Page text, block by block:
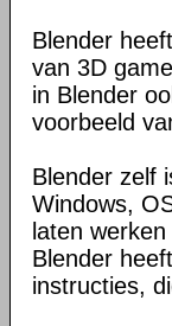
Blender
van 3D
in Blender
voorbeeld
Blender zelf
Windows,
laten
Blender
instructies,